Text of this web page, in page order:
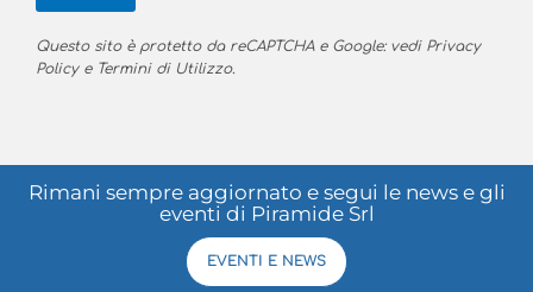
Questo sito è protetto da reCAPTCHA e Google: vedi Privacy
Policye Termini di Utilizzo.
Rimani sempre aggiornato e segui le news e gli
eventi di Piramide Srl
EVENTI E NEWS